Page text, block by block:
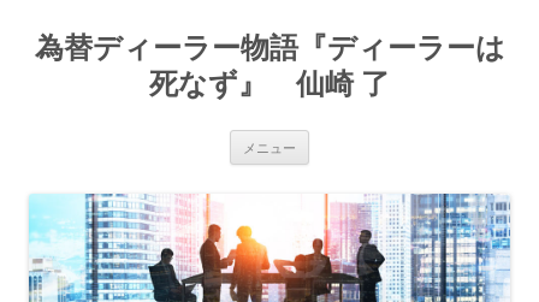
為替ディーラー物語『ディーラーは
死なず』 仙崎 了
メニュー
ン
へ
ス
キ
ッ
プ